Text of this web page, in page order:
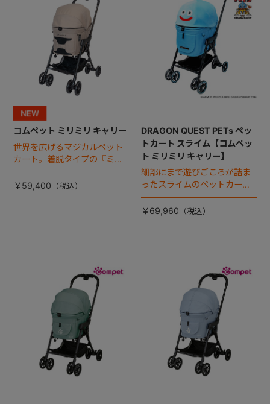
コムペット ミリミリ キャリー
世界を広げるマジカルペット
カート。着脱タイプの『ミリ
ミリ キャリー』 からアースカ
ラーが登場！
￥59,400
DRAGON QUEST PETs ペッ
トカート スライム【コムペッ
ト ミリミリ キャリー】
細部にまで遊びごころが詰ま
ったスライムのペットカー
ト。
￥69,960